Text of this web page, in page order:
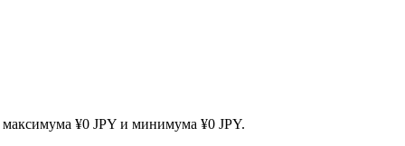
максимума ¥0 JPY и минимума ¥0 JPY.